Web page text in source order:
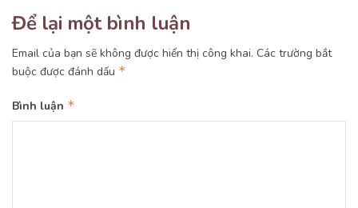
Để lại một bình luận
Email của bạn sẽ không được hiển thị công khai. Các trường bắt
buộc được đánh dấu *
Bình luận *